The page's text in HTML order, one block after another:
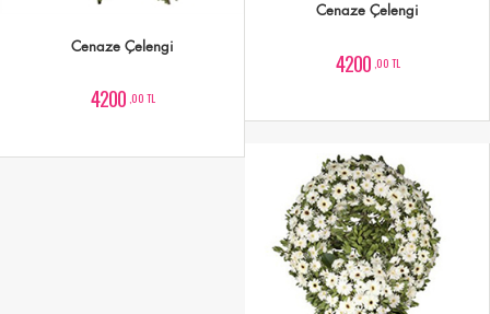
Cenaze Çelengi
4200 ,00 TL
Cenaze Çelengi
4200 ,00 TL